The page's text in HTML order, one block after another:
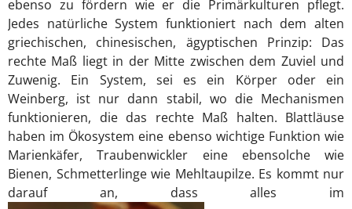
ebenso zu fördern wie er die Primärkulturen pflegt.
Jedes natürliche System funktioniert nach dem alten
griechischen, chinesischen, ägyptischen Prinzip: Das
rechte Maß liegt in der Mitte zwischen dem Zuviel und
Zuwenig. Ein System, sei es ein Körper oder ein
Weinberg, ist nur dann stabil, wo die Mechanismen
funktionieren, die das rechte Maß halten. Blattläuse
haben im Ökosystem eine ebenso wichtige Funktion wie
Marienkäfer, Traubenwickler eine ebensolche wie
Bienen, Schmetterlinge wie Mehltaupilze. Es kommt nur
darauf an, dass alles im